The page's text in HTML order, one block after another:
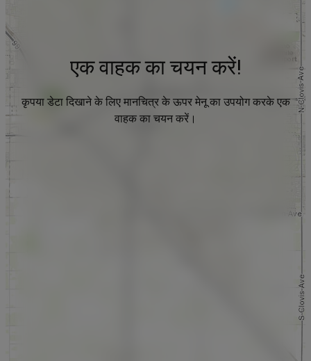
एक वाहक का चयन करें!
कृपया डेटा दिखाने के लिए मानचित्र के ऊपर मेनू का उपयोग करके एक
वाहक का चयन करें।